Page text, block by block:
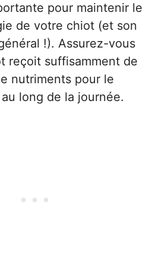
pour maintenir le
de votre chiot (et son
!). Assurez-vous
reçoit suffisamment de
nutriments pour le
long de la journée.